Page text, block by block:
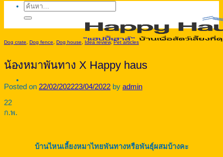
ค้นหา:
Dog crate, Dog fence, Dog house, Idea review, Pet articles
น้องหมาพันทาง X Happy haus
Posted on 22/02/202223/04/2022 by admin
22
ก.พ.
บ้านไหนเลี้ยงหมาไทยพันทางหรือพันธุ์ผสมบ้างคะ